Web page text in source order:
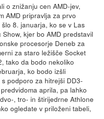
o znižanju cen AMD-jev,
AMD pripravlja za prvo
8. januarja, ko se v Las
kjer bo AMD predstavil
procesorje Deneb za
za staro ležišče Socket
tako da bodo nekoliko
ko bodo izšli
podporo za hitrejši DD3-
aprila, pa lahko
, tro- in štirijedrne Athlone
ogledate v priloženi tabeli,